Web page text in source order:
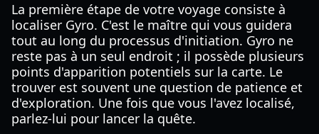
La première étape de votre voyage consiste à
localiser Gyro. C'est le maître qui vous guidera
tout au long du processus d'initiation. Gyro ne
reste pas à un seul endroit ; il possède plusieurs
points d'apparition potentiels sur la carte. Le
trouver est souvent une question de patience et
d'exploration. Une fois que vous l'avez localisé,
parlez-lui pour lancer la quête.